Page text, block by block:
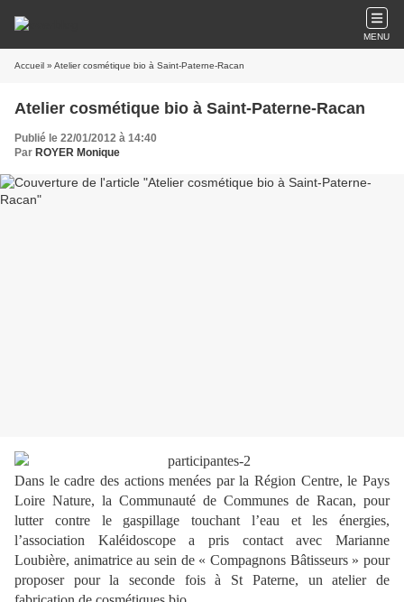
MENU
Accueil » Atelier cosmétique bio à Saint-Paterne-Racan
Atelier cosmétique bio à Saint-Paterne-Racan
Publié le 22/01/2012 à 14:40
Par ROYER Monique
Dans le cadre des actions menées par la Région Centre, le Pays
Loire Nature, la Communauté de Communes de Racan, pour
lutter contre le gaspillage touchant l’eau et les énergies,
l’association Kaléidoscope a pris contact avec Marianne
Loubière, animatrice au sein de « Compagnons Bâtisseurs » pour
proposer pour la seconde fois à St Paterne, un atelier de